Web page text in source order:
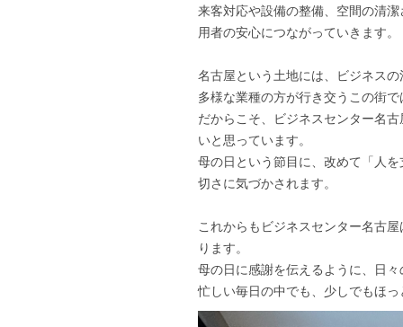
来客対応や設備の整備、空間の清
用者の安心につながっていきます。
名古屋という土地には、ビジネス
多様な業種の方が行き交うこの街
だからこそ、ビジネスセンター名
いと思っています。
母の日という節目に、改めて「人
切さに気づかされます。
これからもビジネスセンター名古
ります。
母の日に感謝を伝えるように、日
忙しい毎日の中でも、少しでもほ